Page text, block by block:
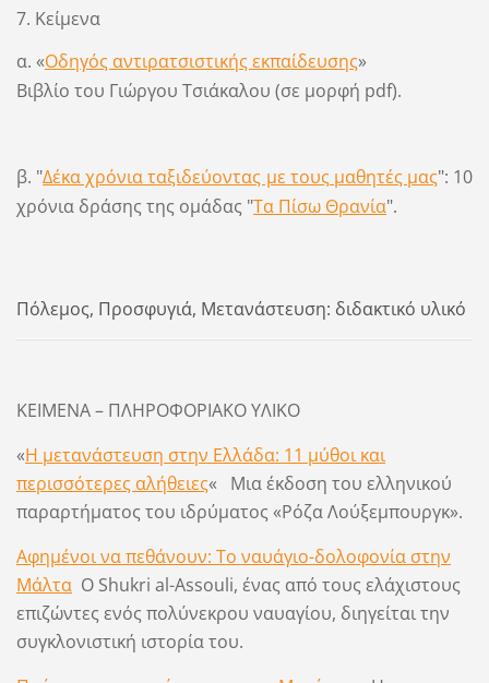
7. Κείμενα
α. «Οδηγός αντιρατσιστικής εκπαίδευσης»
Βιβλίο του Γιώργου Τσιάκαλου (σε μορφή pdf).
β. "Δέκα χρόνια ταξιδεύοντας με τους μαθητές μας": 10
χρόνια δράσης της ομάδας "Τα Πίσω Θρανία".
Πόλεμος, Προσφυγιά, Μετανάστευση: διδακτικό υλικό
ΚΕΙΜΕΝΑ – ΠΛΗΡΟΦΟΡΙΑΚΟ ΥΛΙΚΟ
«Η μετανάστευση στην Ελλάδα: 11 μύθοι και
περισσότερες αλήθειες« Μια έκδοση του ελληνικού
παραρτήματος του ιδρύματος «Ρόζα Λούξεμπουργκ».
Αφημένοι να πεθάνουν: Το ναυάγιο-δολοφονία στην
ΜάλταΟ Shukri al-Assouli, ένας από τους ελάχιστους
επιζώντες ενός πολύνεκρου ναυαγίου, διηγείται την
συγκλονιστική ιστορία του.